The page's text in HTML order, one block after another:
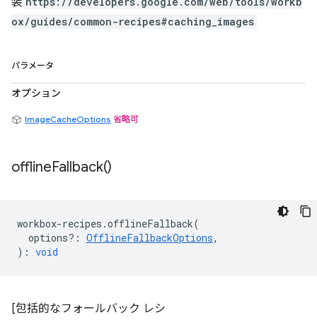
ox/guides/common-recipes#caching_images
パラメータ
オプション
ImageCacheOptions 省略可
offlineFallback()
workbox-recipes .offlineFallback(
options? : OfflineFallbackOptions,
) : void
[包括的なフォールバック レシ